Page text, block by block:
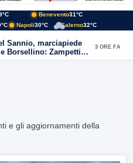
Benevento31°C
Napoli30°C Salerno32°C
Sannio, marciapiede
Borsellino: Zampetti e
alle polemiche
3 ORE FA
e gli aggiornamenti della